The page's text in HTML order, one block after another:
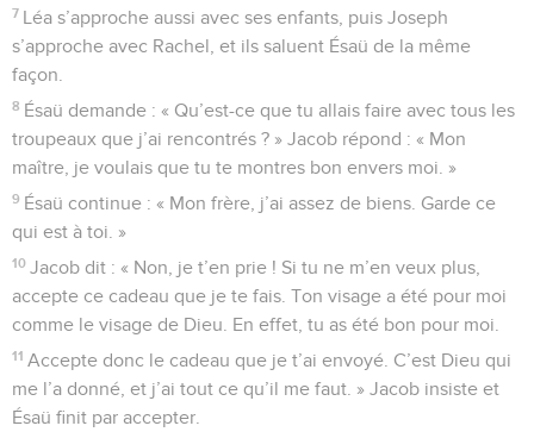
7 Léa s’approche aussi avec ses enfants, puis Joseph
s’approche avec Rachel, et ils saluent Ésaü de la même
façon.
8 Ésaü demande : « Qu’est-ce que tu allais faire avec tous les
troupeaux que j’ai rencontrés ? » Jacob répond : « Mon
maître, je voulais que tu te montres bon envers moi. »
9 Ésaü continue : « Mon frère, j’ai assez de biens. Garde ce
qui est à toi. »
10 Jacob dit : « Non, je t’en prie ! Si tu ne m’en veux plus,
accepte ce cadeau que je te fais. Ton visage a été pour moi
comme le visage de Dieu. En effet, tu as été bon pour moi.
11 Accepte donc le cadeau que je t’ai envoyé. C’est Dieu qui
me l’a donné, et j’ai tout ce qu’il me faut. » Jacob insiste et
Ésaü finit par accepter.